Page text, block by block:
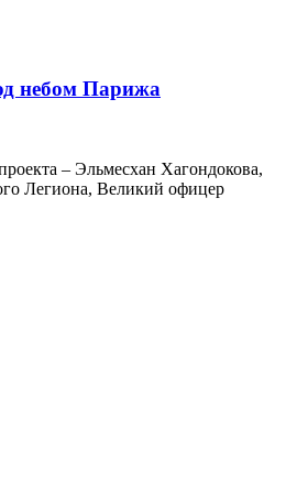
небом Парижа
– Эльмесхан Хагондокова,
Легиона, Великий офицер